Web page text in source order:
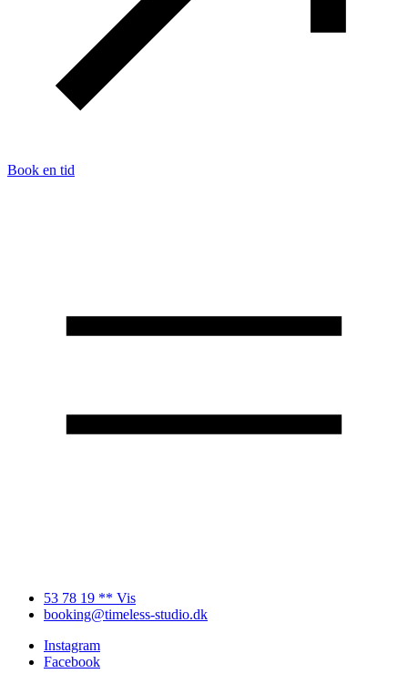
Book en tid
53 78 19 ** Vis
booking@timeless-studio.dk
Instagram
Facebook